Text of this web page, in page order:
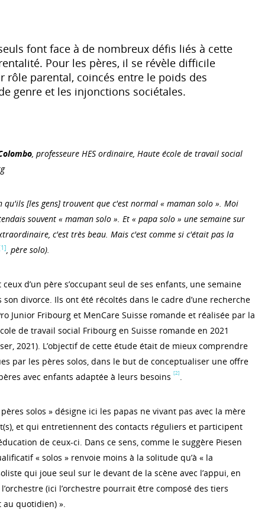
font face à de nombreux défis liés à cette
Pour les pères, il se révèle difficile
rôle parental, coincés entre le poids des
genre et les injonctions sociétales.
, professeure HES ordinaire, Haute école de travail social
qu'ils [les gens] trouvent que c'est normal « maman solo ». Moi
souvent « maman solo ». Et « papa solo » une semaine sur
c'est très beau. Mais c'est comme si c'était pas la
, père solo).
d’un père s’occupant seul de ses enfants, une semaine
divorce. Ils ont été récoltés dans le cadre d’une recherche
Junior Fribourg et MenCare Suisse romande et réalisée par la
de travail social Fribourg en Suisse romande en 2021
2021). L’objectif de cette étude était de mieux comprendre
par les pères solos, dans le but de conceptualiser une offre
avec enfants adaptée à leurs besoins [2] .
solos » désigne ici les papas ne vivant pas avec la mère
et qui entretiennent des contacts réguliers et participent
de ceux-ci. Dans ce sens, comme le suggère Piesen
« solos » renvoie moins à la solitude qu’à « la
qui joue seul sur le devant de la scène avec l’appui, en
(ici l’orchestre pourrait être composé des tiers
quotidien) ».